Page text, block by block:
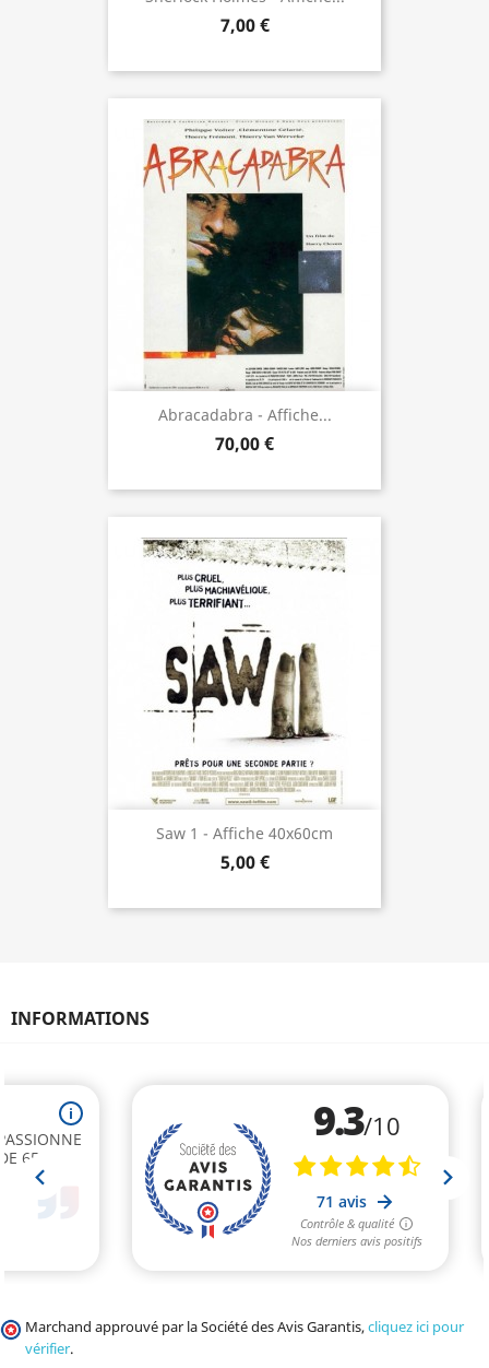
7,00 €
Abracadabra - Affiche...
70,00 €
Saw 1 - Affiche 40x60cm
5,00 €
INFORMATIONS
Marchand approuvé par la Société des Avis Garantis,cliquez ici pour
vérifier.